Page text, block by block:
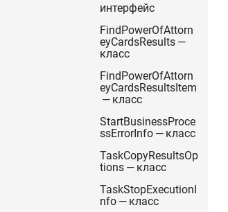
интерфейс
FindPowerOfAttorn
eyCardsResults —
класс
FindPowerOfAttorn
eyCardsResultsItem
— класс
StartBusinessProce
ssErrorInfo — класс
TaskCopyResultsOp
tions — класс
TaskStopExecutionI
nfo — класс